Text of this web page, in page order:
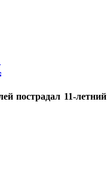
пострадал 11-летний